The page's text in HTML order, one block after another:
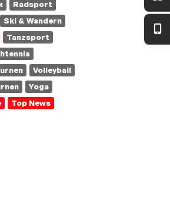
Radsport
Ski & Wandern
Tanzsport
Volleyball
Yoga
Top News